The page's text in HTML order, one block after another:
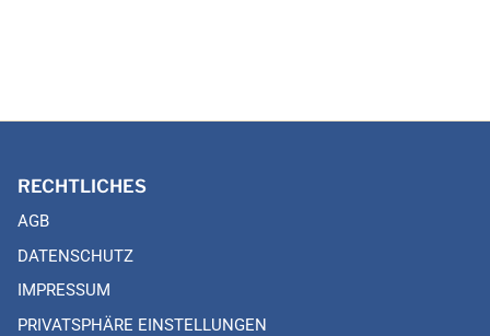
RECHTLICHES
AGB
DATENSCHUTZ
IMPRESSUM
PRIVATSPHÄRE EINSTELLUNGEN